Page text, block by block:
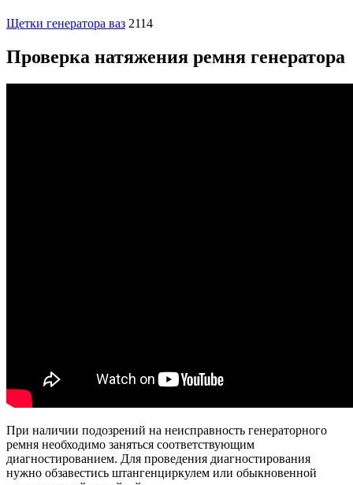
Щетки генератора ваз 2114
Проверка натяжения ремня генератора
При наличии подозрений на неисправность генераторного
ремня необходимо заняться соответствующим
диагностированием. Для проведения диагностирования
нужно обзавестись штангенциркулем или обыкновенной